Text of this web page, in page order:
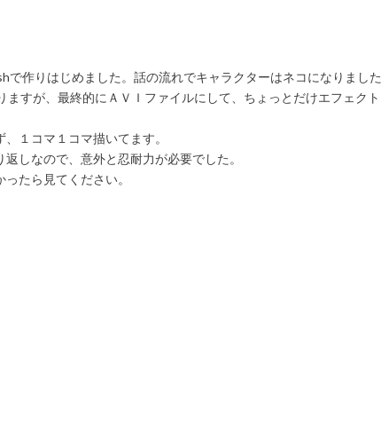
で作りはじめました。話の流れでキャラクターはネコになりました
ますが、最終的にＡＶＩファイルにして、ちょっとだけエフェク
１コマ１コマ描いてます。
しなので、意外と忍耐力が必要でした。
たら見てください。